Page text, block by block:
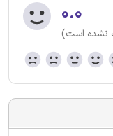
۰.۰
نشده است)